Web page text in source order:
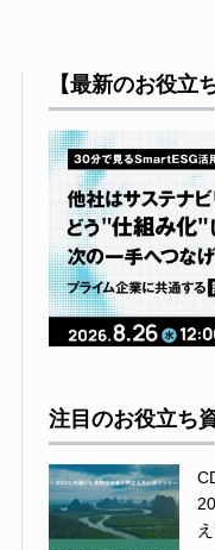
【最新のお役立
注目のお役立ち